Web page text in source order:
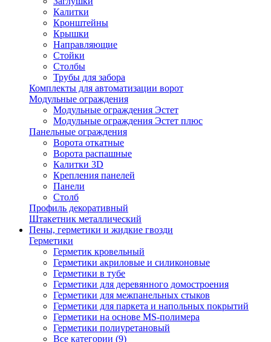
Калитки
Кронштейны
Крышки
Направляющие
Стойки
Столбы
Трубы для забора
Комплекты для автоматизации ворот
Модульные ограждения
Модульные ограждения Эстет
Модульные ограждения Эстет плюс
Панельные ограждения
Ворота откатные
Ворота распашные
Калитки 3D
Крепления панелей
Панели
Столб
Профиль декоративный
Штакетник металлический
Пены, герметики и жидкие гвозди
Герметики
Герметик кровельный
Герметики акриловые и силиконовые
Герметики в тубе
Герметики для деревянного домостроения
Герметики для межпанельных стыков
Герметики для паркета и напольных покрытий
Герметики на основе MS-полимера
Герметики полиуретановый
Все категории (9)